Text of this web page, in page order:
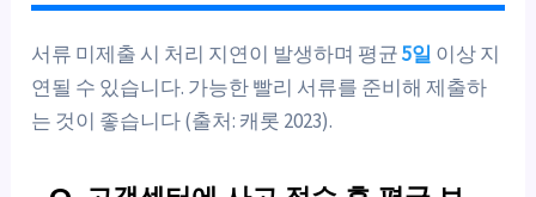
서류 미제출 시 처리 지연이 발생하며 평균5일 이상 지
연될 수 있습니다. 가능한 빨리 서류를 준비해 제출하
는 것이 좋습니다 (출처: 캐롯 2023).